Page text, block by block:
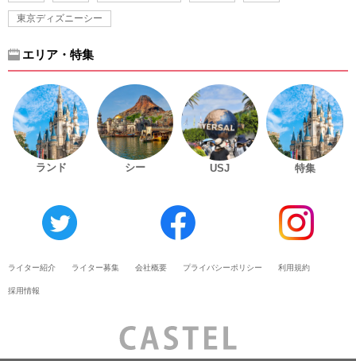
東京ディズニーシー
エリア・特集
ランド シー USJ 特集
ライター紹介 ライター募集 会社概要 プライバシーポリシー 利用規約
採用情報